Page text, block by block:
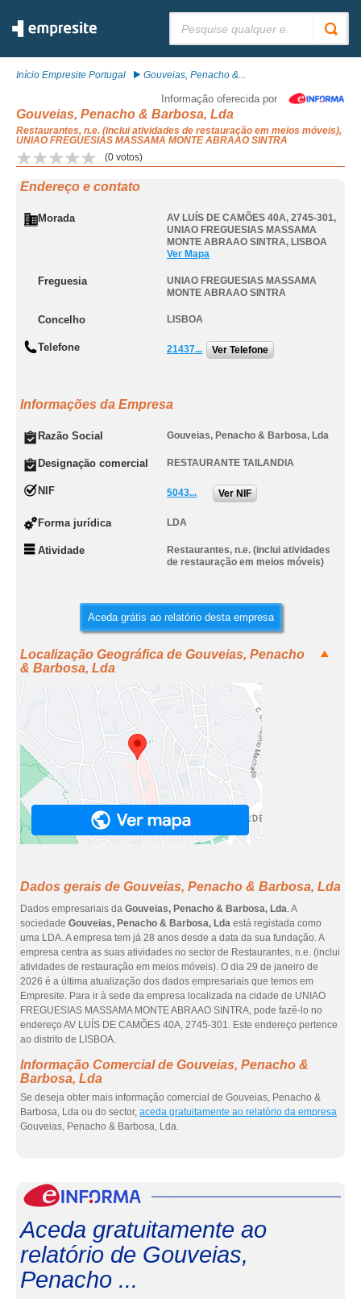
Início Empresite Portugal Gouveias, Penacho &...
Informação oferecida por
Gouveias, Penacho & Barbosa, Lda
Restaurantes, n.e. (inclui atividades de restauração em meios móveis),
UNIAO FREGUESIAS MASSAMA MONTE ABRAAO SINTRA
(0 votos)
Endereço e contato
Morada AV LUÍS DE CAMÕES 40A, 2745-301,
UNIAO FREGUESIAS MASSAMA
MONTE ABRAAO SINTRA, LISBOA
Ver Mapa
Freguesia
UNIAO FREGUESIAS MASSAMA
MONTE ABRAAO SINTRA
Concelho LISBOA
Telefone 21437... Ver Telefone
Informações da Empresa
Razão Social Gouveias, Penacho & Barbosa, Lda
Designação comercial RESTAURANTE TAILANDIA
NIF 5043... Ver NIF
Forma jurídica LDA
Atividade
Restaurantes, n.e. (inclui atividades
de restauração em meios móveis)
Aceda grátis ao relatório desta empresa
Localização Geográfica de Gouveias, Penacho
& Barbosa, Lda
Dados gerais de Gouveias, Penacho & Barbosa, Lda
Dados empresariais da Gouveias, Penacho & Barbosa, Lda. A
sociedade Gouveias, Penacho & Barbosa, Lda está registada como
uma LDA. A empresa tem já 28 anos desde a data da sua fundação. A
empresa centra as suas atividades no sector de Restaurantes, n.e. (inclui
atividades de restauração em meios móveis). O dia 29 de janeiro de
2026 é a última atualização dos dados empresariais que temos em
Empresite. Para ir à sede da empresa localizada na cidade de UNIAO
FREGUESIAS MASSAMA MONTE ABRAAO SINTRA, pode fazê-lo no
endereço AV LUÍS DE CAMÕES 40A, 2745-301. Este endereço pertence
ao distrito de LISBOA.
Informação Comercial de Gouveias, Penacho &
Barbosa, Lda
Se deseja obter mais informação comercial de Gouveias, Penacho &
Barbosa, Lda ou do sector, aceda gratuitamente ao relatório da empresa
Gouveias, Penacho & Barbosa, Lda.
Aceda gratuitamente ao
relatório de Gouveias,
Penacho ...